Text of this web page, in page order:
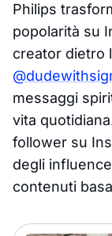
Philips
popolarità su
creator dietro
messaggi
vita
follower su
degli
contenuti